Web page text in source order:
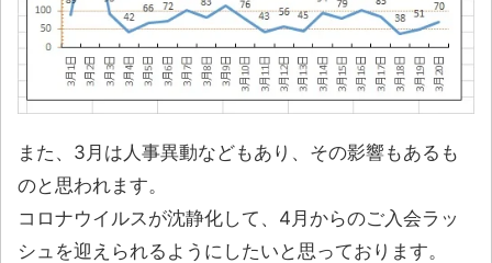
また、3月は人事異動などもあり、その影響もあるも
のと思われます。
コロナウイルスが沈静化して、4月からのご入会ラッ
シュを迎えられるようにしたいと思っております。